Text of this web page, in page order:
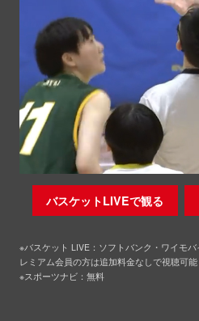
バスケットLIVEで観る
※バスケット LIVE：ソフトバンク・ワイモ
レミアム会員の方は追加料金なしで視聴可能
※スポーツナビ：無料